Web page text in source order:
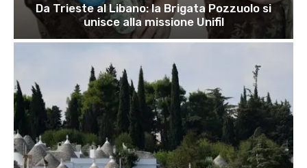
Da Trieste al Libano: la Brigata Pozzuolo si
unisce alla missione Unifil